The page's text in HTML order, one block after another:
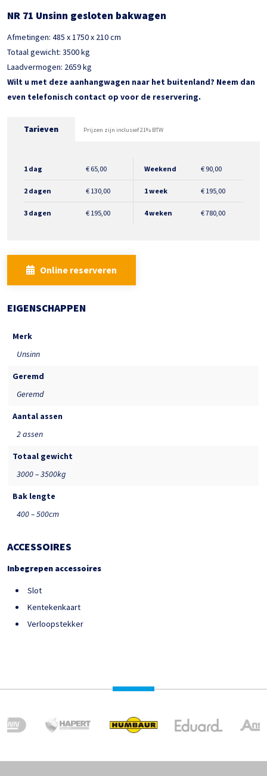
NR 71 Unsinn gesloten bakwagen
Afmetingen: 485 x 1750 x 210 cm
Totaal gewicht: 3500 kg
Laadvermogen: 2659 kg
Wilt u met deze aanhangwagen naar het buitenland? Neem dan
even telefonisch contact op voor de reservering.
Tarieven Prijzen zijn inclusief 21% BTW
1 dag €65,00
2 dagen €130,00
3 dagen €195,00
Weekend € 90,00
1 week € 195,00
4 weken €780,00
Online reserveren
EIGENSCHAPPEN
Merk
Unsinn
Geremd
Geremd
Aantal assen
2 assen
Totaal gewicht
3000 – 3500kg
Bak lengte
400 – 500cm
ACCESSOIRES
Inbegrepen accessoires
Slot
Kentekenkaart
Verloopstekker